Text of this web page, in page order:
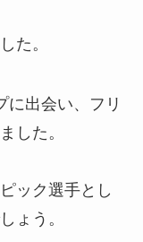
た。
に出会い、フリ
した。
ック選手とし
ょう。